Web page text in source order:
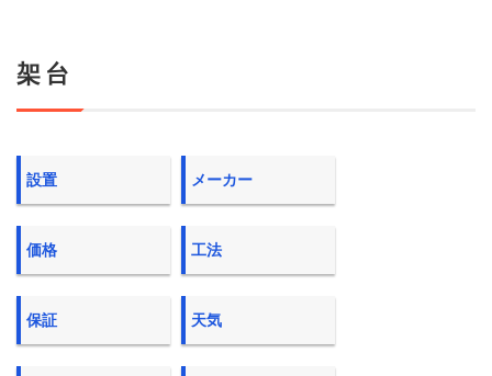
架台
設置 メーカー
価格 工法
保証 天気